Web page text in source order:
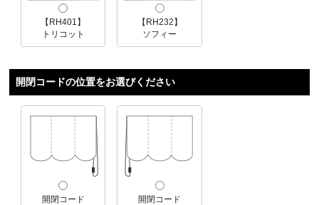
【RH401】
トリコット
【RH232】
ソフィー
開閉コードの位置をお選びください
開閉コード
開閉コード